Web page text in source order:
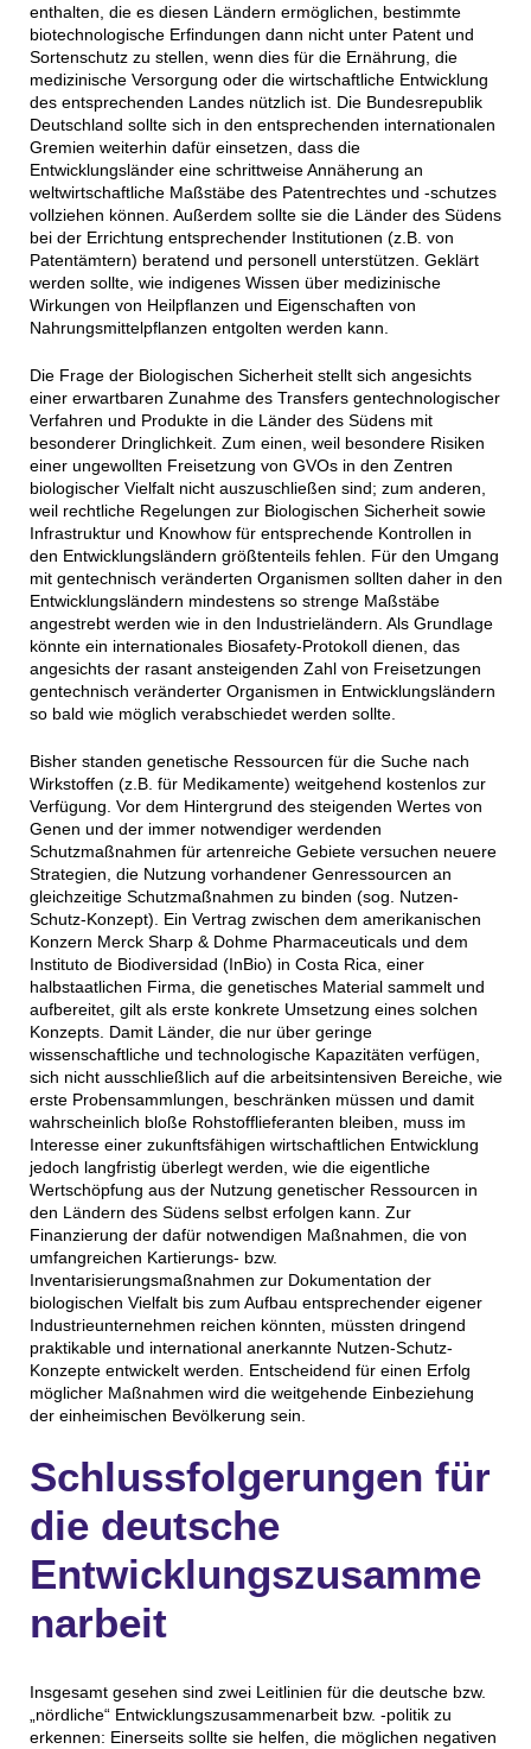
enthalten, die es diesen Ländern ermöglichen, bestimmte
biotechnologische Erfindungen dann nicht unter Patent und
Sortenschutz zu stellen, wenn dies für die Ernährung, die
medizinische Versorgung oder die wirtschaftliche Entwicklung
des entsprechenden Landes nützlich ist. Die Bundesrepublik
Deutschland sollte sich in den entsprechenden internationalen
Gremien weiterhin dafür einsetzen, dass die
Entwicklungsländer eine schrittweise Annäherung an
weltwirtschaftliche Maßstäbe des Patentrechtes und -schutzes
vollziehen können. Außerdem sollte sie die Länder des Südens
bei der Errichtung entsprechender Institutionen (z.B. von
Patentämtern) beratend und personell unterstützen. Geklärt
werden sollte, wie indigenes Wissen über medizinische
Wirkungen von Heilpflanzen und Eigenschaften von
Nahrungsmittelpflanzen entgolten werden kann.
Die Frage der Biologischen Sicherheit stellt sich angesichts
einer erwartbaren Zunahme des Transfers gentechnologischer
Verfahren und Produkte in die Länder des Südens mit
besonderer Dringlichkeit. Zum einen, weil besondere Risiken
einer ungewollten Freisetzung von GVOs in den Zentren
biologischer Vielfalt nicht auszuschließen sind; zum anderen,
weil rechtliche Regelungen zur Biologischen Sicherheit sowie
Infrastruktur und Knowhow für entsprechende Kontrollen in
den Entwicklungsländern größtenteils fehlen. Für den Umgang
mit gentechnisch veränderten Organismen sollten daher in den
Entwicklungsländern mindestens so strenge Maßstäbe
angestrebt werden wie in den Industrieländern. Als Grundlage
könnte ein internationales Biosafety-Protokoll dienen, das
angesichts der rasant ansteigenden Zahl von Freisetzungen
gentechnisch veränderter Organismen in Entwicklungsländern
so bald wie möglich verabschiedet werden sollte.
Bisher standen genetische Ressourcen für die Suche nach
Wirkstoffen (z.B. für Medikamente) weitgehend kostenlos zur
Verfügung. Vor dem Hintergrund des steigenden Wertes von
Genen und der immer notwendiger werdenden
Schutzmaßnahmen für artenreiche Gebiete versuchen neuere
Strategien, die Nutzung vorhandener Genressourcen an
gleichzeitige Schutzmaßnahmen zu binden (sog. Nutzen-
Schutz-Konzept). Ein Vertrag zwischen dem amerikanischen
Konzern Merck Sharp & Dohme Pharmaceuticals und dem
Instituto de Biodiversidad (InBio) in Costa Rica, einer
halbstaatlichen Firma, die genetisches Material sammelt und
aufbereitet, gilt als erste konkrete Umsetzung eines solchen
Konzepts. Damit Länder, die nur über geringe
wissenschaftliche und technologische Kapazitäten verfügen,
sich nicht ausschließlich auf die arbeitsintensiven Bereiche, wie
erste Probensammlungen, beschränken müssen und damit
wahrscheinlich bloße Rohstofflieferanten bleiben, muss im
Interesse einer zukunftsfähigen wirtschaftlichen Entwicklung
jedoch langfristig überlegt werden, wie die eigentliche
Wertschöpfung aus der Nutzung genetischer Ressourcen in
den Ländern des Südens selbst erfolgen kann. Zur
Finanzierung der dafür notwendigen Maßnahmen, die von
umfangreichen Kartierungs- bzw.
Inventarisierungsmaßnahmen zur Dokumentation der
biologischen Vielfalt bis zum Aufbau entsprechender eigener
Industrieunternehmen reichen könnten, müssten dringend
praktikable und international anerkannte Nutzen-Schutz-
Konzepte entwickelt werden. Entscheidend für einen Erfolg
möglicher Maßnahmen wird die weitgehende Einbeziehung
der einheimischen Bevölkerung sein.
Schlussfolgerungen für
die deutsche
Entwicklungszusamme
narbeit
Insgesamt gesehen sind zwei Leitlinien für die deutsche bzw.
„nördliche“ Entwicklungszusammenarbeit bzw. -politik zu
erkennen: Einerseits sollte sie helfen, die möglichen negativen